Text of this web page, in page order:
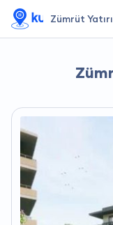
Zümrüt